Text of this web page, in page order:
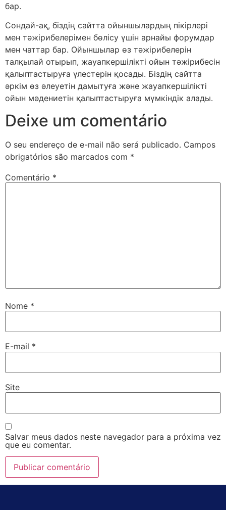
бар.
Сондай-ақ, біздің сайтта ойыншылардың пікірлері
мен тәжірибелерімен бөлісу үшін арнайы форумдар
мен чаттар бар. Ойыншылар өз тәжірибелерін
талқылай отырып, жауапкершілікті ойын тәжірибесін
қалыптастыруға үлестерін қосады. Біздің сайтта
әркім өз әлеуетін дамытуға және жауапкершілікті
ойын мәдениетін қалыптастыруға мүмкіндік алады.
Deixe um comentário
O seu endereço de e-mail não será publicado. Campos
obrigatórios são marcados com *
Comentário *
Nome *
E-mail *
Site
Salvar meus dados neste navegador para a próxima vez
que eu comentar.